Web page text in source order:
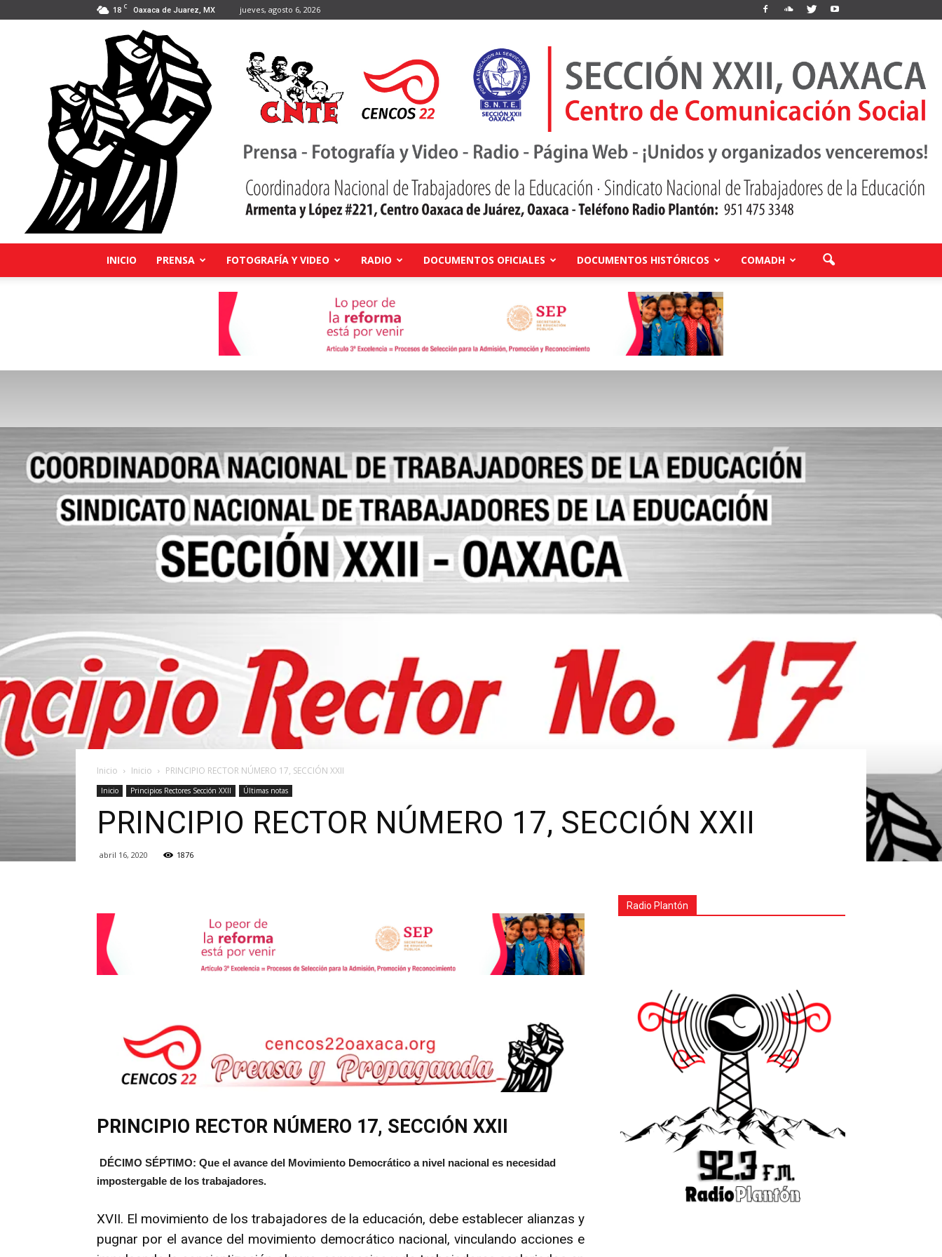
18 C Oaxaca de Juarez, MX jueves, agosto 6, 2026
Comunicación
Social
Sección
INICIO PRENSA FOTOGRAFÍA Y VIDEO RADIO DOCUMENTOS OFICIALES DOCUMENTOS HISTÓRICOS COMADH
Inicio Inicio PRINCIPIO RECTOR NÚMERO 17, SECCIÓN XXII
Inicio Principios Rectores Sección XXII Últimas notas
PRINCIPIO RECTOR NÚMERO 17, SECCIÓN XXII
abril 16, 2020 1876
PRINCIPIO RECTOR NÚMERO 17, SECCIÓN XXII
DÉCIMO SÉPTIMO: Que el avance del Movimiento Democrático a nivel nacional es necesidad
impostergable de los trabajadores.
XVII. El movimiento de los trabajadores de la educación, debe establecer alianzas y
pugnar por el avance del movimiento democrático nacional, vinculando acciones e
Radio Plantón